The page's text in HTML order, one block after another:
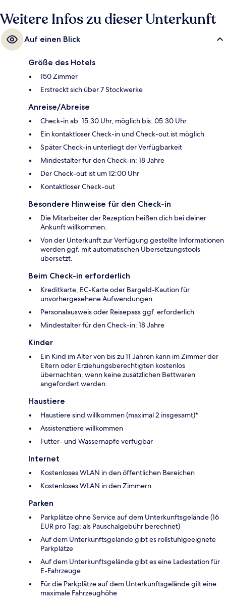
Weitere Infos zu dieser Unterkunft
Auf einen Blick
Größe des Hotels
150 Zimmer
Erstreckt sich über 7 Stockwerke
Anreise/Abreise
Check-in ab: 15:30 Uhr, möglich bis: 05:30 Uhr
Ein kontaktloser Check-in und Check-out ist möglich
Später Check-in unterliegt der Verfügbarkeit
Mindestalter für den Check-in: 18 Jahre
Der Check-out ist um 12:00 Uhr
Kontaktloser Check-out
Besondere Hinweise für den Check-in
Die Mitarbeiter der Rezeption heißen dich bei deiner
Ankunft willkommen.
Von der Unterkunft zur Verfügung gestellte Informationen
werden ggf. mit automatischen Übersetzungstools
übersetzt.
Beim Check-in erforderlich
Kreditkarte, EC-Karte oder Bargeld-Kaution für
unvorhergesehene Aufwendungen
Personalausweis oder Reisepass ggf. erforderlich
Mindestalter für den Check-in: 18 Jahre
Kinder
Ein Kind im Alter von bis zu 11 Jahren kann im Zimmer der
Eltern oder Erziehungsberechtigten kostenlos
übernachten, wenn keine zusätzlichen Bettwaren
angefordert werden.
Haustiere
Haustiere sind willkommen (maximal 2 insgesamt)*
Assistenztiere willkommen
Futter- und Wassernäpfe verfügbar
Internet
Kostenloses WLAN in den öffentlichen Bereichen
Kostenloses WLAN in den Zimmern
Parken
Parkplätze ohne Service auf dem Unterkunftsgelände (16
EUR pro Tag; als Pauschalgebühr berechnet)
Auf dem Unterkunftsgelände gibt es rollstuhlgeeignete
Parkplätze
Auf dem Unterkunftsgelände gibt es eine Ladestation für
E-Fahrzeuge
Für die Parkplätze auf dem Unterkunftsgelände gilt eine
maximale Fahrzeughöhe